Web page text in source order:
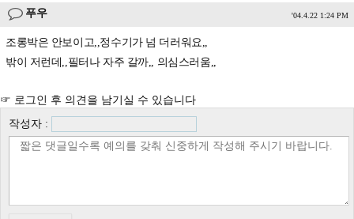
푸우 '04.4.22 1:24 PM
조롱박은 안보이고,,정수기가 넘 더러워요,,
밖이 저런데,,필터나 자주 갈까,, 의심스러움,,
☞ 로그인 후 의견을 남기실 수 있습니다
작성자 :